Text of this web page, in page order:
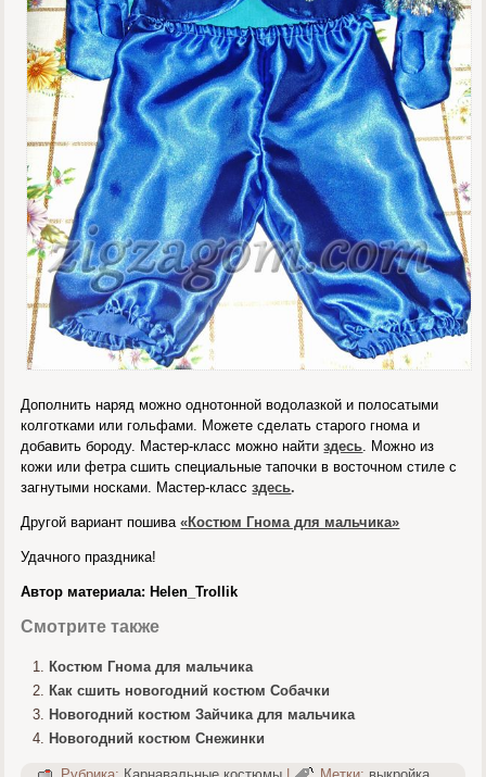
Дополнить наряд можно однотонной водолазкой и полосатыми
колготками или гольфами. Можете сделать старого гнома и
добавить бороду. Мастер-класс можно найтиздесь . Можно из
кожи или фетра сшить специальные тапочки в восточном стиле с
загнутыми носками. Мастер-классздесь.
Другой вариант пошива«Костюм Гнома для мальчика»
Удачного праздника!
Автор материала: Helen_Trollik
Смотрите также
Костюм Гнома для мальчика
Как сшить новогодний костюм Собачки
Новогодний костюм Зайчика для мальчика
Новогодний костюм Снежинки